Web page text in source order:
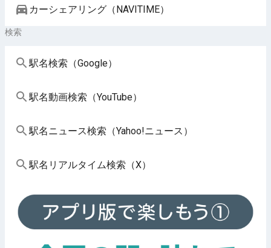
カーシェアリング（NAVITIME）
検索
駅名検索（Google）
駅名動画検索（YouTube）
駅名ニュース検索（Yahoo!ニュース）
駅名リアルタイム検索（X）